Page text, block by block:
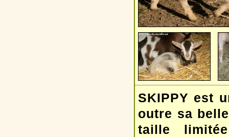
SKIPPY est
outre sa
taille